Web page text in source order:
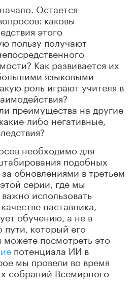
Остается
каковы
этого
пользу получают
Как развивается их
языковыми
роль играют учителя в
преимущества на другие
либо негативные,
необходимо для
подобных
обновлениями в третьем
серии, где мы
использовать
наставника,
обучению, а не в
пути, который его
можете посмотреть это
потенциала ИИ в
мы провели во время
собраний Всемирного